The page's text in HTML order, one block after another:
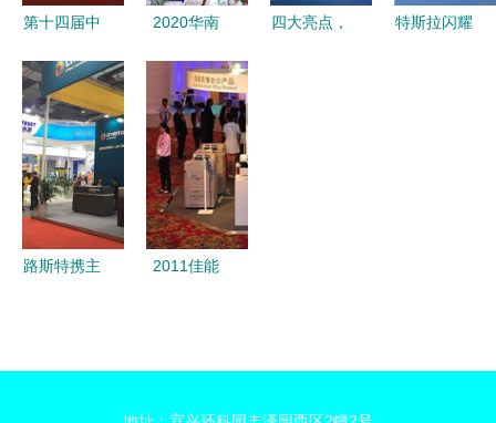
领行业新风
合作
第十四届中
国际软件产
品和信息服
务交易博览
会 会展服
务铸就数字
未来
2020华南
览会盛大启
幕，以专业
会展服务赋
能粤港澳大
湾区智能制
造产业升级
四大亮点，
特斯拉闪耀
路斯特携主
2011佳能